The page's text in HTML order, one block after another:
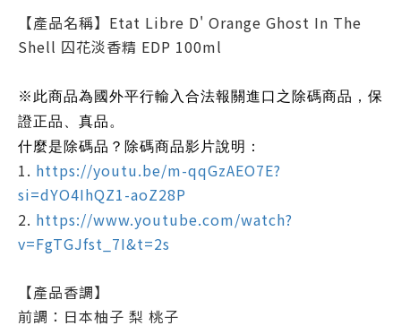
【產品名稱】Etat Libre D' Orange Ghost In The
Shell 囚花淡香精 EDP 100ml
※此商品為國外平行輸入合法報關進口之除碼商品，保
證正品、真品。
什麼是除碼品？除碼商品影片說明：
1. https://youtu.be/m-qqGzAEO7E?
si=dYO4IhQZ1-aoZ28P
2. https://www.youtube.com/watch?
v=FgTGJfst_7I&t=2s
【產品香調】
前調：日本柚子 梨 桃子